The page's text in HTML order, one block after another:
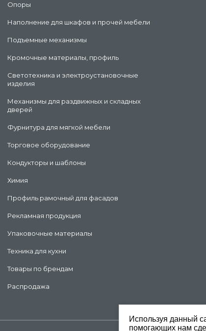
Используя данный
помогающих нам
Опоры
Наполнение для шкафов и прочей мебели
Подъемные механизмы
Кромочные материалы, профиль
Светотехника и электроустановочные
изделия
Механизмы для раздвижных и складных
дверей
Фурнитура для мягкой мебели
Торговое оборудование
Кондукторы и шаблоны
Химия
Профиль рамочный для фасадов
Рекламная продукция
Упаковочные материалы
Техника для кухни
Товары по брендам
Распродажа